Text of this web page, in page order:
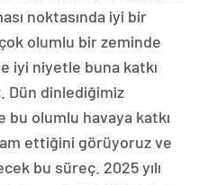
noktasında iyi bir
olumlu bir zeminde
iyi niyetle buna katkı
Dün dinlediğimiz
olumlu havaya katkı
ettiğini görüyoruz ve
bu süreç. 2025 yılı